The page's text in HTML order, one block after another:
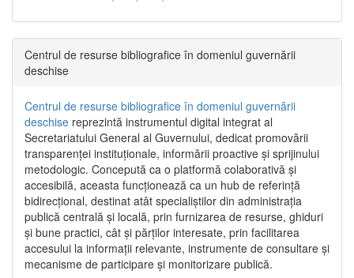
Centrul de resurse bibliografice în domeniul guvernării
deschise
Centrul de resurse bibliografice în domeniul guvernării
deschise reprezintă instrumentul digital integrat al
Secretariatului General al Guvernului, dedicat promovării
transparenței instituționale, informării proactive și sprijinului
metodologic. Concepută ca o platformă colaborativă și
accesibilă, aceasta funcționează ca un hub de referință
bidirecțional, destinat atât specialiștilor din administrația
publică centrală și locală, prin furnizarea de resurse, ghiduri
și bune practici, cât și părților interesate, prin facilitarea
accesului la informații relevante, instrumente de consultare și
mecanisme de participare și monitorizare publică.